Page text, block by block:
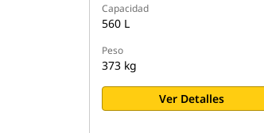
Capacidad
560 L
Peso
373 kg
Ver Detalles